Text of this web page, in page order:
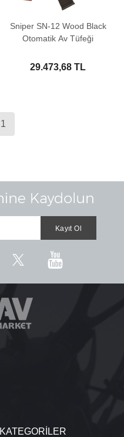
Sniper SN-12 Wood Black
Otomatik Av Tüfeği
29.473,68 TL
1
KATEGORİLER